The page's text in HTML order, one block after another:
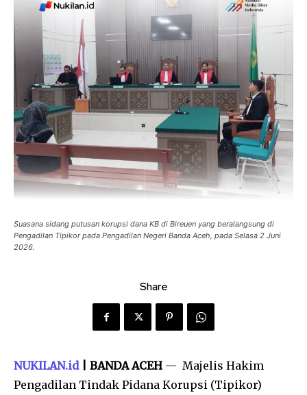
Suasana sidang putusan korupsi dana KB di Bireuen yang beralangsung di
Pengadilan Tipikor pada Pengadilan Negeri Banda Aceh, pada Selasa 2 Juni
2026.
Share
NUKILAN.id| BANDA ACEH — Majelis Hakim
Pengadilan Tindak Pidana Korupsi (Tipikor)